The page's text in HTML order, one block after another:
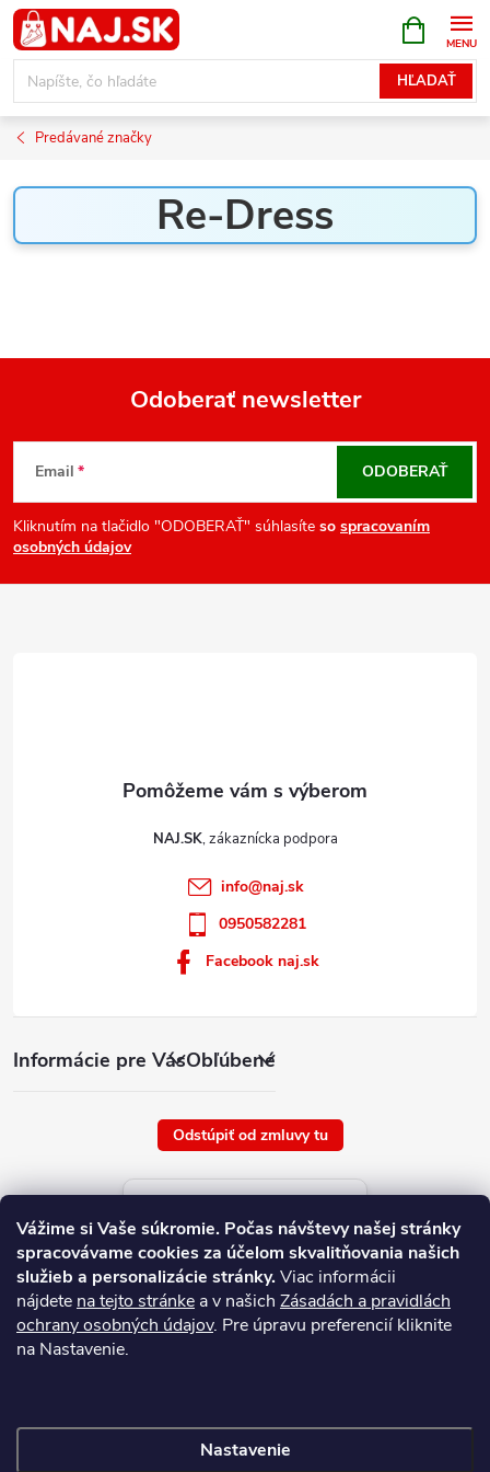
Vážime si Vaše súkromie. Počas návštevy našej stránky
spracovávame cookies za účelom skvalitňovania našich
služieb a personalizácie stránky.Viac informácii
nájdete na tejto stránke a v našich Zásadách a pravidlách
ochrany osobných údajov. Pre úpravu preferencií kliknite
na Nastavenie.
Nastavenie
Prejsť
na
obsah
HĽADAŤ
KOŠÍK
Predávané značky
Re-Dress
i
Odoberať newsletter
Email
Kliknutím na tlačidlo "ODOBERAŤ" súhlasíte so spracovaním
osobných údajov
ODOBERAŤ
Informácie pre VásObľúbené
NAJ.SK
info@naj.sk
0950582281
Facebook naj.sk
Odstúpiť od zmluvy tu
Aktuálne ceny tovaru
platné od : 9/8/2026